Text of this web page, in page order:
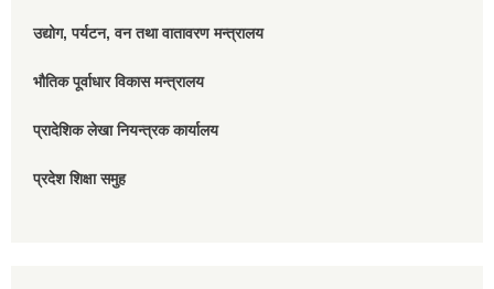
उद्योग, पर्यटन, वन तथा वातावरण मन्त्रालय
भौतिक पूर्वाधार विकास मन्त्रालय
प्रादेशिक लेखा नियन्त्रक कार्यालय
प्रदेश शिक्षा समुह